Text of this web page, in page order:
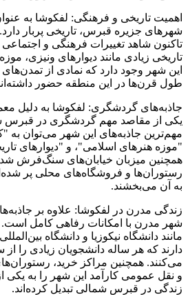
اهمیت تاریخی و فرهنگی: لفکوشا به
شهرهای جزیره قبرس، تاریخی پربار
تاکنون شاهد تغییرات فرهنگی و
تاریخی زیادی مانند دیوارهای ونیزی،
این شهر وجود دارد که نمادی از
طول قرن‌ها در این منطقه حضور
جاذبه‌های گردشگری: لفکوشا به دلیل
یکی از مقاصد مهم گردشگری در قبرس
مهم‌ترین جاذبه‌های این شهر می‌توان به
"موزه هنرهای اسلامی"، و "دیوارهای
همچنین میزبان خیابان‌های سنگ‌فرش
رستوران‌ها و فروشگاه‌های محلی پر
به آن می‌بخشند.
زندگی مدرن در لفکوشا: علاوه بر
شهر مدرن با امکانات رفاهی کامل است.
مانند دانشگاه نیکوزیا و دانشگاه
دارند که هر ساله دانشجویان زیادی را
می‌کنند. همچنین مراکز خرید،
و نقل عمومی کارآمد این شهر را به یکی
زندگی در قبرس شمالی تبدیل کرده‌اند.